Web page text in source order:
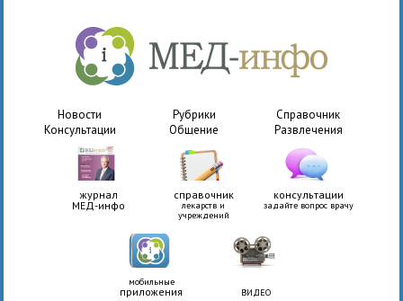
Новости Рубрики
Справочник
Консультации
Общение Развлечения
журнал
МЕД-инфо
справочник
лекарств и
учреждений
консультации
задайте вопрос врачу
мобильные
приложения ВИДЕО